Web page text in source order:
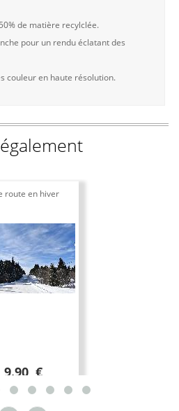
de matière recylclée.
pour un rendu éclatant des
couleur en haute résolution.
route en hiver
9.90 €